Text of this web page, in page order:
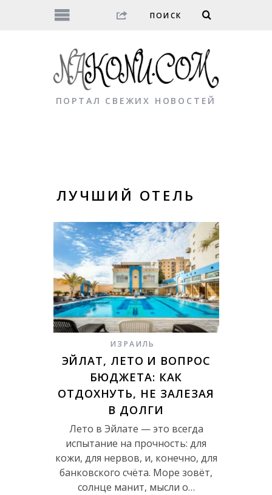
ПОРТАЛ СВЕЖИХ НОВОСТЕЙ
ЛУЧШИЙ ОТЕЛЬ
ИЗРАИЛЬ
ЭЙЛАТ, ЛЕТО И ВОПРОС
БЮДЖЕТА: КАК
ОТДОХНУТЬ, НЕ ЗАЛЕЗАЯ
В ДОЛГИ
Лето в Эйлате — это всегда
испытание на прочность: для
кожи, для нервов, и, конечно, для
банковского счёта. Море зовёт,
солнце манит, мысли о…